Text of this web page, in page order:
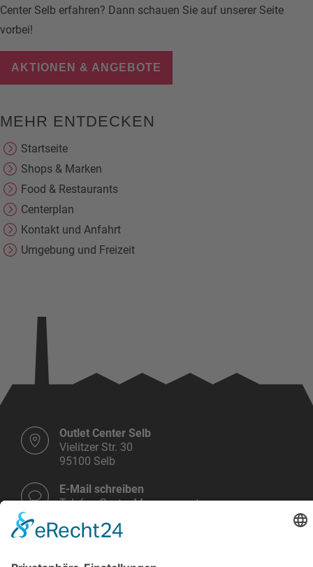
Center Selb erfahren? Dann schauen Sie auf unserer Seite
vorbei!
AKTIONEN & ANGEBOTE
MEHR ENTDECKEN
Startseite
Shops & Marken
Food & Restaurants
Centerplan
Kontakt und Anfahrt
Umgebung und Freizeit
Outlet Center Selb
Vielitzer Str. 30
95100 Selb
E-Mail schreiben
Telefon Center Management: